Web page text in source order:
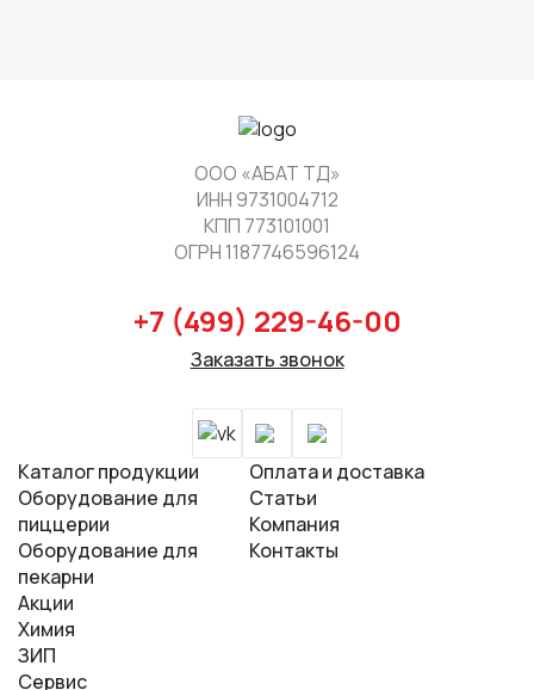
ООО «АБАТ ТД»
ИНН 9731004712
КПП 773101001
ОГРН 1187746596124
+7 (499) 229-46-00
Заказать звонок
Каталог продукции
Оборудование для
пиццерии
Оборудование для
пекарни
Акции
Химия
ЗИП
Сервис
Оплата и доставка
Cтатьи
Компания
Контакты